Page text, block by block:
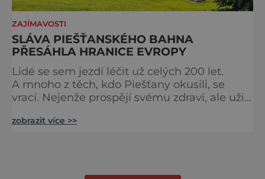
ZAJÍMAVOSTI
SLÁVA PIEŠŤANSKÉHO BAHNA
PŘESÁHLA HRANICE EVROPY
Lidé se sem jezdí léčit už celých 200 let.
A mnoho z těch, kdo Piešťany okusili, se
vrací. Nejenže prospějí svému zdraví, ale užijí
řekne slovenské lázně, Piešťany bývají první
zobrazit více >>